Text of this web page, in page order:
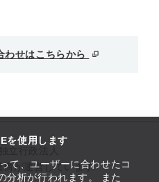
を使用します
て、ユーザーに合わせたコ
分析が行われます。 また
わせはこちらから
が運営しています